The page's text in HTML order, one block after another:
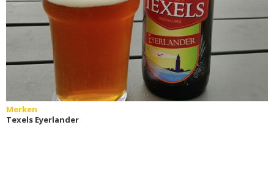
Merken
Texels Eyerlander